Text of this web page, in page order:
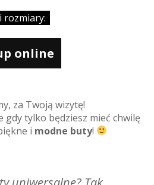
rozmiary:
online
za Twoją wizytę!
gdy tylko będziesz mieć chwilę
i modne buty!